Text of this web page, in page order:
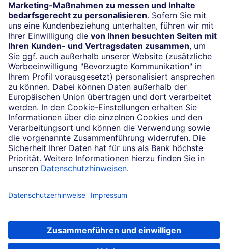
24/7-Kundenservice
(069) 910-100 61
Impressum
Konditionen und Preise
Rechtliche Hinweise
Datenschutz
Ihr Feedback zur Website
Soweit auf dieser Internetseite von der Deutschen Bank die Rede ist, bezieht
sich dies auf die Angebote der Deutsche Bank AG, Taunusanlage 12, 60325